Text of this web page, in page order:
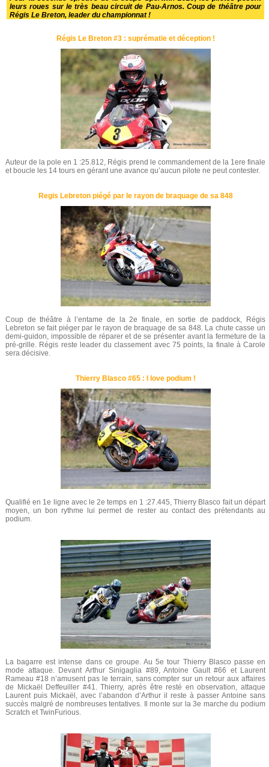
leurs roues sur le très beau circuit de Pau-Arnos. Coup de théâtre pour
Régis Le Breton, leader du championnat !
Régis Le Breton #3 : suprématie et déception !
Auteur de la pole en 1 :25.812, Régis prend le commandement de la 1ere finale
et boucle les 14 tours en gérant une avance qu’aucun pilote ne peut contester.
Regis Lebreton piégé par le rayon de braquage de sa 848
Coup de théâtre à l’entame de la 2e finale, en sortie de paddock, Régis
Lebreton se fait piéger par le rayon de braquage de sa 848. La chute casse un
demi-guidon, impossible de réparer et de se présenter avant la fermeture de la
pré-grille. Régis reste leader du classement avec 75 points, la finale à Carole
sera décisive.
Thierry Blasco #65 : I love podium !
Qualifié en 1e ligne avec le 2e temps en 1 :27.445, Thierry Blasco fait un départ
moyen, un bon rythme lui permet de rester au contact des prétendants au
podium.
La bagarre est intense dans ce groupe. Au 5e tour Thierry Blasco passe en
mode attaque. Devant Arthur Sinigaglia #89, Antoine Gault #66 et Laurent
Rameau #18 n’amusent pas le terrain, sans compter sur un retour aux affaires
de Mickaël Deffeuiller #41. Thierry, après être resté en observation, attaque
Laurent puis Mickaël, avec l’abandon d’Arthur il reste à passer Antoine sans
succès malgré de nombreuses tentatives. Il monte sur la 3e marche du podium
Scratch et TwinFurious.